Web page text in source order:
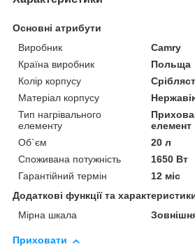
Основні атрибути
Виробник
Camry
Країна виробник
Польща
Колір корпусу
Матеріал корпусу
Тип нагрівального
елементу
елемент
Об`єм
20 л
Споживана потужність
1650 Вт
Гарантійний термін
12 міс
Додаткові функції та
Мірна шкала
Приховати